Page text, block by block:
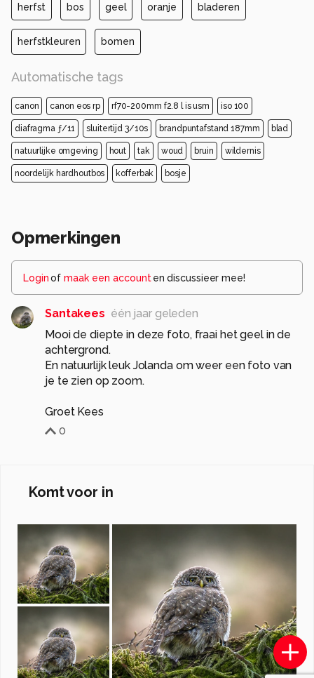
herfst bos geel oranje bladeren
herfstkleuren bomen
Automatische tags
canon canon eos rp rf70-200mm f2.8 l is usm iso 100
diafragma ƒ/11 sluitertijd 3/10s brandpuntafstand 187mm blad
natuurlijke omgeving hout tak woud bruin wildernis
noordelijk hardhoutbos kofferbak bosje
Opmerkingen
Loginof maak een account en discussieer mee!
Santakees één jaar geleden
Mooi de diepte in deze foto, fraai het geel in de
achtergrond.
En natuurlijk leuk Jolanda om weer een foto van
je te zien op zoom.
Groet Kees
0
Komt voor in